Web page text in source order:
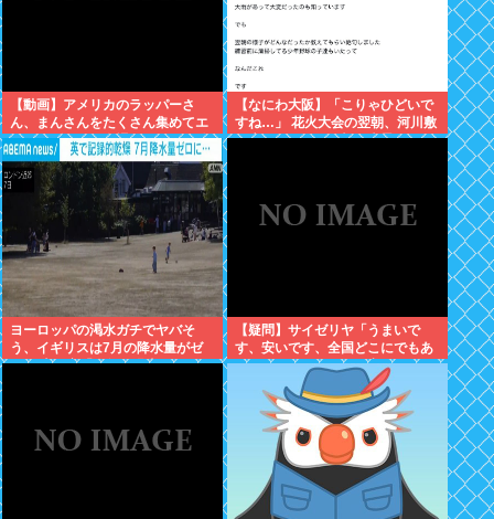
【動画】アメリカのラッパーさ
ん、まんさんをたくさん集めてエ
チエチダンスを全裸で踊るMVを撮
ってしまう❤
【なにわ大阪】「こりゃひどいで
すね…」 花火大会の翌朝、河川敷
に広がっていた衝撃の光景
ヨーロッパの渇水ガチでヤバそ
う、イギリスは7月の降水量がゼ
ロに 専門家「今年は過去最悪の不
【疑問】サイゼリヤ「うまいで
す、安いです、全国どこにでもあ
ります」←こいつの弱点